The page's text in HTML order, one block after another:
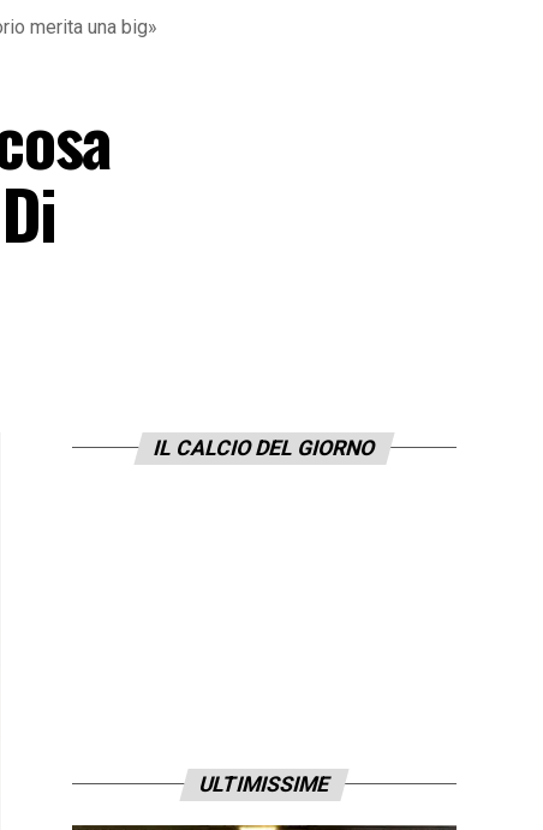
merita una big»
IL CALCIO DEL GIORNO
ULTIMISSIME